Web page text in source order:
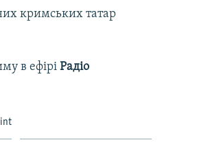
кримських татар
в ефіріРадіо